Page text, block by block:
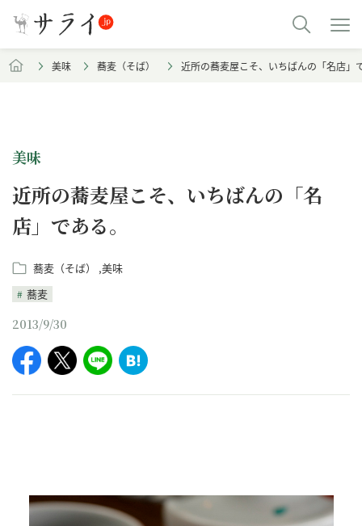
美味 蕎麦（そば） 近所の蕎麦屋こそ、いちばんの「名店」
美味
近所の蕎麦屋こそ、いちばんの「名
店」である。
蕎麦（そば）
美味
蕎麦
2013/9/30